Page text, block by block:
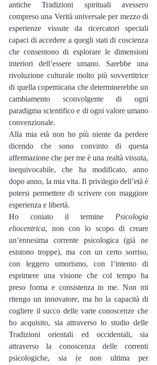
antiche Tradizioni spirituali avessero
compreso una Verità universale per mezzo di
esperienze vissute da ricercatori speciali
capaci di accedere a quegli stati di coscienza
che consentono di esplorare le dimensioni
interiori dell’essere umano. Sarebbe una
rivoluzione culturale molto più sovvertitrice
di quella copernicana che determinerebbe un
cambiamento sconvolgente di ogni
paradigma scientifico e di ogni valore umano
convenzionale.
Alla mia età non ho più niente da perdere
dicendo che sono convinto di questa
affermazione che per me è una realtà vissuta,
inequivocabile, che ha modificato, anno
dopo anno, la mia vita. Il privilegio dell’età è
potersi permettere di scrivere con maggiore
esperienza e libertà.
Ho coniato il termine Psicologia
eliocentrica, non con lo scopo di creare
un’ennesima corrente psicologica (già ne
esistono troppe), ma con un certo sorriso,
con leggero umorismo, con l’intento di
esprimere una visione che col tempo ha
preso forma e consistenza in me. Non mi
ritengo un innovatore, ma ho la capacità di
cogliere il succo delle varie conoscenze che
ho acquisito, sia attraverso lo studio delle
Tradizioni orientali ed occidentali, sia
attraverso la conoscenza delle correnti
psicologiche, sia (e non ultima per